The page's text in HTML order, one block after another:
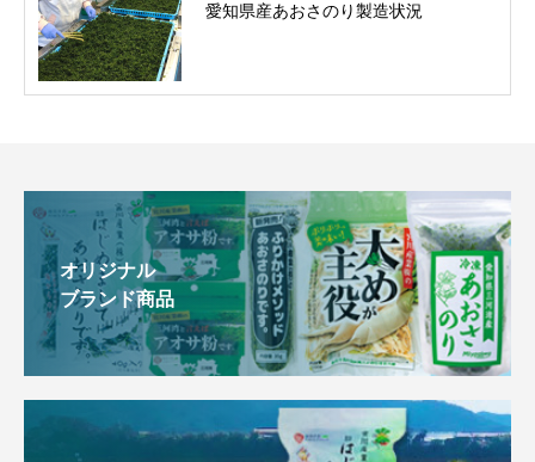
愛知県産あおさのり製造状況
オリジナル
ブランド商品